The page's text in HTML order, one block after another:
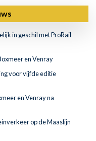
in geschil met ProRail
en Venray
voor vijfde editie
en Venray na
op de Maaslijn